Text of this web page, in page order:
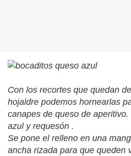
Con los recortes que quedan
hojaldre podemos hornearlas
canapes de queso de
azul y requesón .
Se pone el relleno en una
ancha rizada para que queden